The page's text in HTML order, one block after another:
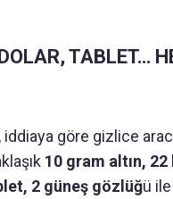
TABLET…
iddiaya göre gizlice
10 gram altın,
2 güneş gözlüğü